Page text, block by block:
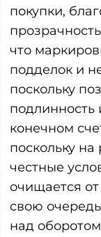
покупки,
что
подделок и
поскольку
подлинность
конечном
поскольку
честные
очищается
свою
над